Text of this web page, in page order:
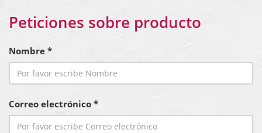
Peticiones sobre producto
Nombre *
Correo electrónico *